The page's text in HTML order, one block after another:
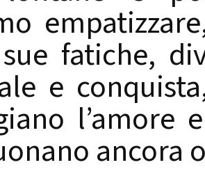
fatiche,
e
l’amore
ancora